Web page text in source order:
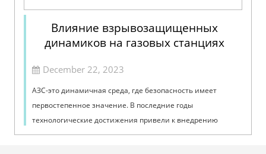
Влияние взрывозащищенных
динамиков на газовых станциях
December 22, 2023
АЗС-это динамичная среда, где безопасность имеет
первостепенное значение. В последние годы
технологические достижения привели к внедрению
инновационных решений для снижения потенциальных